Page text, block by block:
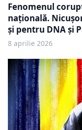
Fenomenul
națională.
și pentru DNA și
8 aprilie 2026